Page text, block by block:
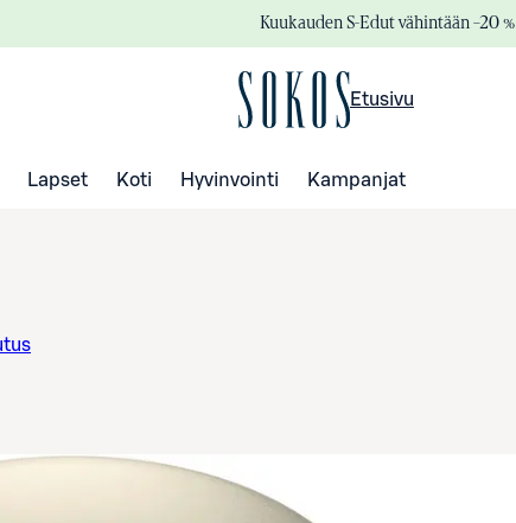
Kuukauden S-Edut vähintään –20 %
Etusivu
Lapset Koti Hyvinvointi Kampanjat